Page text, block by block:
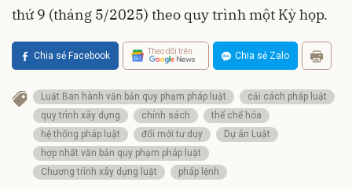
thứ 9 (tháng 5/2025) theo quy trình một Kỳ họp.
Chia sẻ Facebook Theo dõi trên Chia sẻ Zalo
Luật Ban hành văn bản quy phạm pháp luật
cải cách pháp luật
quy trình xây dựng
chính sách
thể chế hóa
hệ thống pháp luật
đổi mới tư duy
Dự án Luật
hợp nhất văn bản quy phạm pháp luật
Chương trình xây dựng luật
pháp lệnh